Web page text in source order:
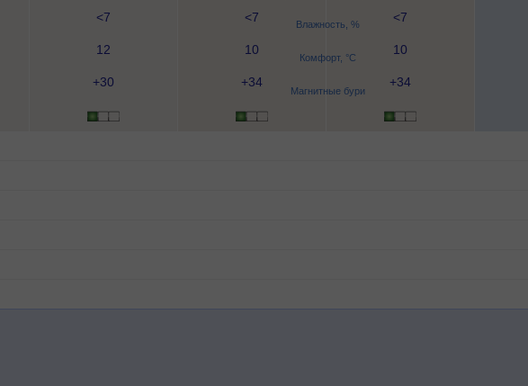
Влажность, %
Комфорт, °C
Магнитные бури
<7 <7 <7
12 10 10
+30 +34 +34